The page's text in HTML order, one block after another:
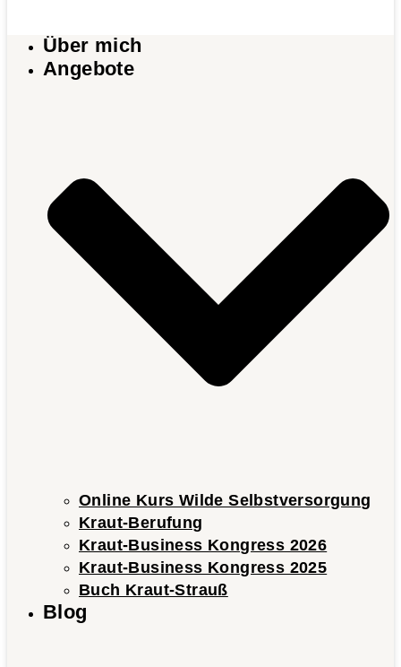
Über mich
Angebote
Online Kurs Wilde Selbstversorgung
Kraut-Berufung
Kraut-Business Kongress 2026
Kraut-Business Kongress 2025
Buch Kraut-Strauß
Blog